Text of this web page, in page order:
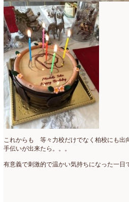
これからも 等々力校だけでなく柏校にも
手伝いが出来たら。。。
有意義で刺激的で温かい気持ちになった一日